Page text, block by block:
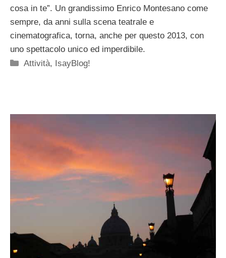
cosa in te”. Un grandissimo Enrico Montesano come
sempre, da anni sulla scena teatrale e
cinematografica, torna, anche per questo 2013, con
uno spettacolo unico ed imperdibile.
Categorie
Attività, IsayBlog!